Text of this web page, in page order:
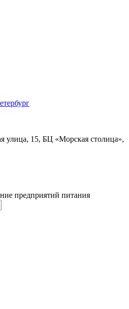
улица, 15, БЦ «Морская столица»,
предприятий питания